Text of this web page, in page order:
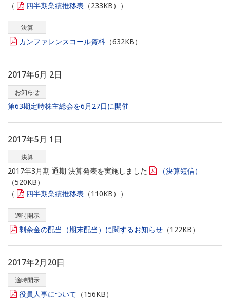
（
四半期業績推移表 （233KB））
決算
カンファレンスコール資料 （632KB）
2017年6月 2日
お知らせ
第63期定時株主総会を6月27日に開催
2017年5月 1日
決算
2017年3月期 通期 決算発表を実施しました
（決算短信）
（520KB）
（
四半期業績推移表 （110KB））
適時開示
剰余金の配当（期末配当）に関するお知らせ （122KB）
2017年2月20日
適時開示
役員人事について （156KB）